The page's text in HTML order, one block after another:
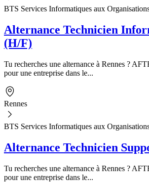
BTS Services Informatiques aux
Alternance Technicien
(H/F)
Tu recherches une alternance à Rennes ?
pour une entreprise dans le...
Rennes
BTS Services Informatiques aux
Alternance Technicien
Tu recherches une alternance à Rennes ?
pour une entreprise dans le...